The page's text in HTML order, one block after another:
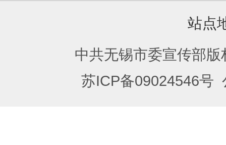
站点
中共无锡市委宣传部
苏ICP备09024546号